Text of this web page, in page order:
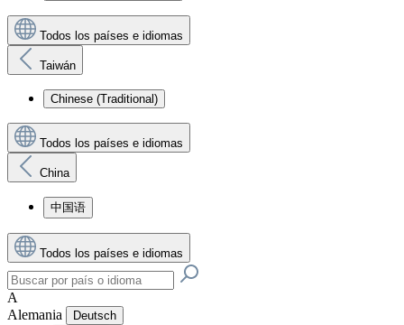
Todos los países e idiomas
Taiwán
Chinese (Traditional)
Todos los países e idiomas
China
中国语
Todos los países e idiomas
A
Alemania
Deutsch